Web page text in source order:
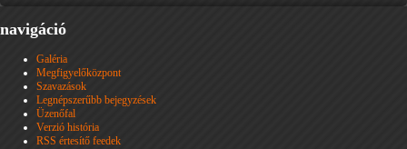
navigáció
Galéria
Megfigyelőközpont
Szavazások
Legnépszerűbb bejegyzések
Üzenőfal
Verzió história
RSS értesítő feedek